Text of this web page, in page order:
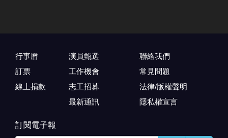
行事曆
訂票
線上捐款
演員甄選
工作機會
志工招募
最新通訊
聯絡我們
常見問題
法律/版權聲明
隱私權宣言
訂閱電子報